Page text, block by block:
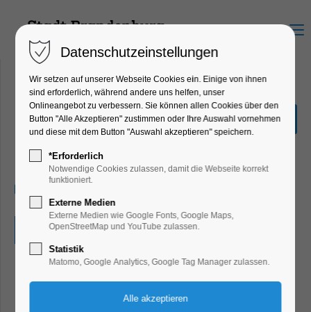
Menu
ADFC on Tour - Etappe
Süd 1
Kinder, Jugend, Mitmach-Aktion, Sport
Eintritt frei
Datenschutzeinstellungen
Wir setzen auf unserer Webseite Cookies ein. Einige von ihnen
sind erforderlich, während andere uns helfen, unser
Onlineangebot zu verbessern. Sie können allen Cookies über den
Button "Alle Akzeptieren" zustimmen oder Ihre Auswahl vornehmen
und diese mit dem Button "Auswahl akzeptieren" speichern.
*Erforderlich
Notwendige Cookies zulassen, damit die Webseite korrekt
funktioniert.
Externe Medien
Externe Medien wie Google Fonts, Google Maps,
OpenStreetMap und YouTube zulassen.
Statistik
Matomo, Google Analytics, Google Tag Manager zulassen.